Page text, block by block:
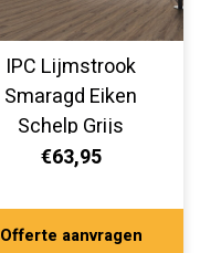
IPC Lijmstrook
Smaragd Eiken
Schelp Grijs
336355908
€63,95
Offerte aanvragen